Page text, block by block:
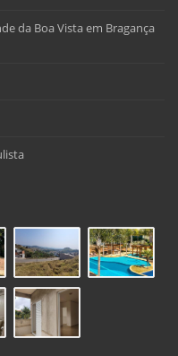
da Boa Vista em Bragança